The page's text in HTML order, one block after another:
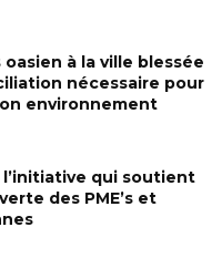
oasien à la ville blessée
nécessaire pour
environnement
l’initiative qui soutient
des PME’s et